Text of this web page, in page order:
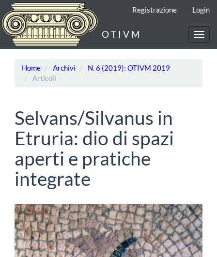
Navigazione
principale
Contenuto
principale
Barra
Registrazione Login
O T I V M
Home Archivi
N. 6 (2019): OTIVM 2019
Articoli
Selvans/Silvanus in
Etruria: dio di spazi
aperti e pratiche
integrate
Barra
laterale
dell'articolo